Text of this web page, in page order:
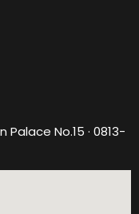
No.15 · 0813-